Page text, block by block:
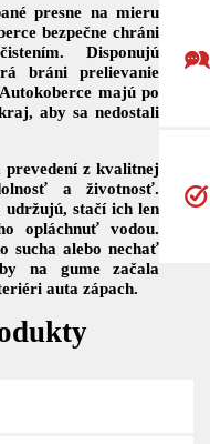
presne na mieru
bezpečne chráni
Disponujú
bráni prelievanie
majú po
aby sa nedostali
z kvalitnej
a životnosť.
stačí ich len
opláchnuť vodou.
sucha alebo nechať
na gume začala
auta zápach.